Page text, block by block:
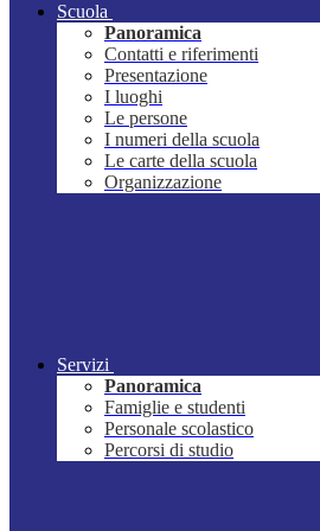
Scuola
Panoramica
Contatti e riferimenti
Presentazione
I luoghi
Le persone
I numeri della scuola
Le carte della scuola
Organizzazione
Servizi
Panoramica
Famiglie e studenti
Personale scolastico
Percorsi di studio